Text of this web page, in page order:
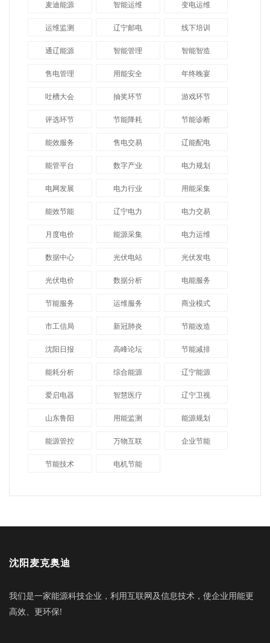
麦迪能源 智能运维 变电运维
运维监测 辽宁邮电 线下培训
通辽能源 智能管理 智能智造
售电管理 用能安全 年终晚宴
吐槽大会 抽奖环节 游戏环节
评选环节 节能降耗 节能诊断
能效服务 售电交易 辽能配电
能管平台 数字产业 电力规划
电网发展 电力行业 用能采集
能效节能 辽宁电力 电力交易
月度电价 能源采集 电力运维
数据中心 光伏电站 光伏发电
光伏电价 数据分析 电能服务
节能服务 运维服务 商业模式
市工信局 新冠肺炎 节能改造
沈阳日报 高峰论坛 节能减排
能耗分析 综合能源 辽宁能源
爱启电器 智慧医疗 辽宁卫视
山东鲁阳 用能监测 能源规划
能源管控 万物互联 企业节能
节能技术 电机节能
沈阳麦克奥迪
我们是一家能源科技企业，利用互联网及信息技术，使企业用能更
高效、更环保!